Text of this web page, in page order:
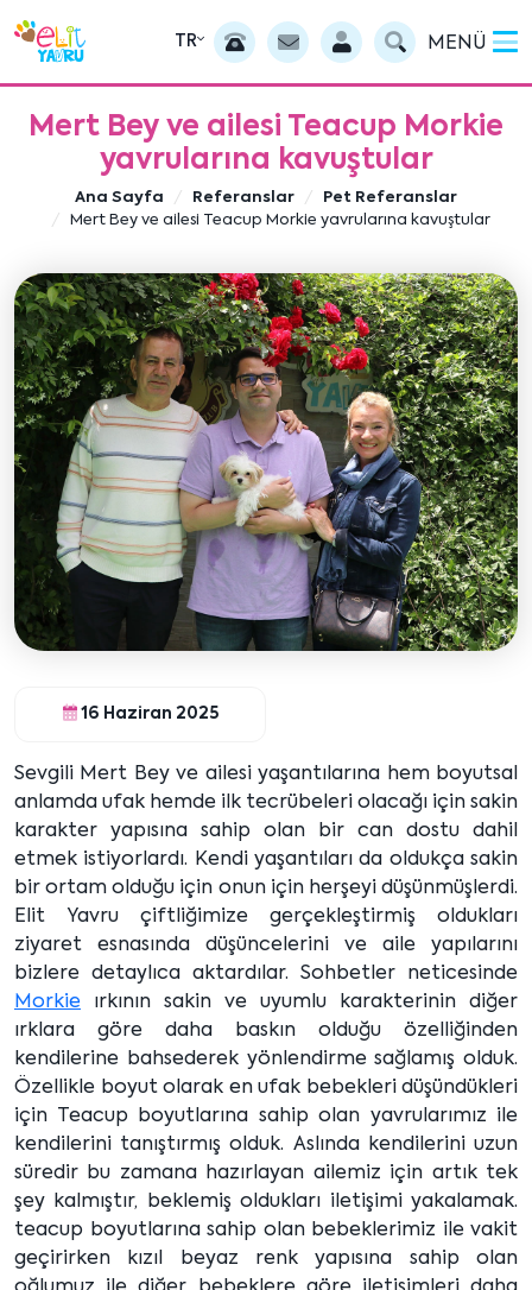
TR MENÜ
Mert Bey ve ailesi Teacup Morkie
yavrularına kavuştular
Ana Sayfa Referanslar
Pet Referanslar
Mert Bey ve ailesi Teacup Morkie yavrularına kavuştular
16 Haziran 2025
Sevgili Mert Bey ve ailesi yaşantılarına hem boyutsal
anlamda ufak hemde ilk tecrübeleri olacağı için sakin
karakter yapısına sahip olan bir can dostu dahil
etmek istiyorlardı. Kendi yaşantıları da oldukça sakin
bir ortam olduğu için onun için herşeyi düşünmüşlerdi.
Elit Yavru çiftliğimize gerçekleştirmiş oldukları
ziyaret esnasında düşüncelerini ve aile yapılarını
bizlere detaylıca aktardılar. Sohbetler neticesinde
Morkie ırkının sakin ve uyumlu karakterinin diğer
ırklara göre daha baskın olduğu özelliğinden
kendilerine bahsederek yönlendirme sağlamış olduk.
Özellikle boyut olarak en ufak bebekleri düşündükleri
için Teacup boyutlarına sahip olan yavrularımız ile
kendilerini tanıştırmış olduk. Aslında kendilerini uzun
süredir bu zamana hazırlayan ailemiz için artık tek
şey kalmıştır, beklemiş oldukları iletişimi yakalamak.
teacup boyutlarına sahip olan bebeklerimiz ile vakit
geçirirken kızıl beyaz renk yapısına sahip olan